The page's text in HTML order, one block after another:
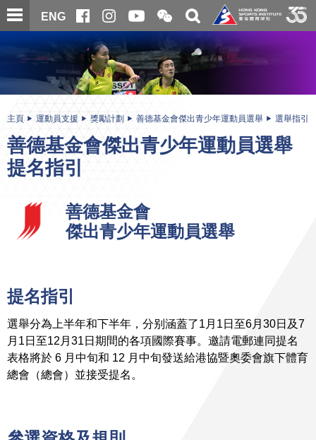
跳
至
內
ENG
開
合
微
信
二
維
碼
關
搜
尋
内
主頁 運動員支援 獎勵計劃 善德基金會傑出青少年運動員選舉 選舉指引
善德基金會傑出青少年運動員選舉
提名指引
善德基金會
傑出青少年運動員選舉
提名指引
選舉分為上半年和下半年，分别涵蓋了1月1日至6月30日及7
月1日至12月31日期間的各項國際賽事。邀請電郵連同提名
表格將於 6 月中旬和 12 月中旬發送給港協暨奧委會旗下體育
總會（總會）並接受提名。